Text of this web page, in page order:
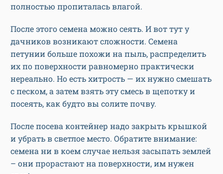
полностью пропиталась влагой.
После этого семена можно сеять. И вот тут у
дачников возникают сложности. Семена
петунии больше похожи на пыль, распределить
их по поверхности равномерно практически
нереально. Но есть хитрость — их нужно смешать
с песком, а затем взять эту смесь в щепотку и
посеять, как будто вы солите почву.
После посева контейнер надо закрыть крышкой
и убрать в светлое место. Обратите внимание:
семена ни в коем случае нельзя засыпать землей
– они прорастают на поверхности, им нужен